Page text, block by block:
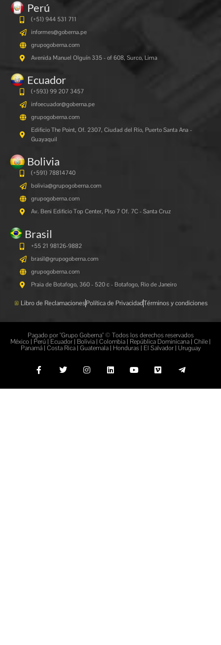
Perú
(+51) 944 531 711
informes@goberna.pe
grupogoberna.com
Avenida Manuel Olguín 335 - of 608, Surco, Lima
Ecuador
(+593) 99 207 3457
infoecuador@goberna.pe
grupogoberna.com
Edificio The Point, Of. 2307, Ciudad del Río, Puerto Santa Ana -
Guayaquil
Bolivia
(+591) 78814740
bolivia@grupogoberna.com
grupogoberna.com
Av. Beni Edificio Top Center, Piso 7 Of. 7C - Santa Cruz
Brasil
+55 21 98126-9882
brasil@grupogoberna.com
grupogoberna.com
Praia de Botafogo, 360 - 520 c - Botafogo, Rio de Janeiro
Libro de ReclamacionesPolítica de PrivacidadTérminos y condiciones
Pagado por "Grupo Goberna" © Todos los derechos reservados
México | Perú | Ecuador | Bolivia | Colombia | República Dominicana | Chile |
Panamá | Costa Rica | Guatemala | Honduras | El Salvador | Uruguay